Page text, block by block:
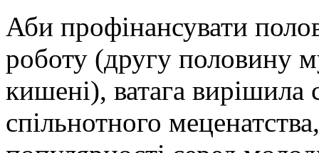
Аби профінансувати
роботу (другу половину
кишені), ватага
спільнотного